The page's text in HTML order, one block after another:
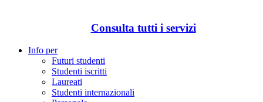
Consulta tutti i servizi
Info per
Futuri studenti
Studenti iscritti
Laureati
Studenti internazionali